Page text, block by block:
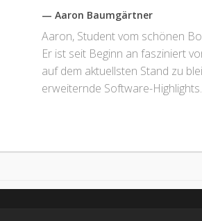
— Aaron Baumgärtner
Aaron, Student vom schönen
Er ist seit Beginn an fasziniert
auf dem aktuellsten Stand zu
erweiternde Software-Highlights.